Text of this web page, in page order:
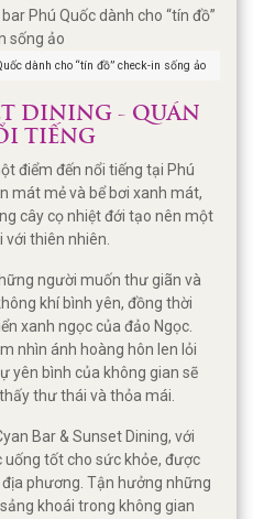
dành cho “tín đồ” check-in sống ảo
DINING - QUÁN
TIẾNG
điểm đến nổi tiếng tại Phú
mát mẻ và bể bơi xanh mát,
cây cọ nhiệt đới tạo nên một
thiên nhiên.
người muốn thư giãn và
khí bình yên, đồng thời
xanh ngọc của đảo Ngọc.
nhìn ánh hoàng hôn len lỏi
yên bình của không gian sẽ
thư thái và thỏa mái.
Bar & Sunset Dining, với
tốt cho sức khỏe, được
phương. Tận hưởng những
khoái trong không gian